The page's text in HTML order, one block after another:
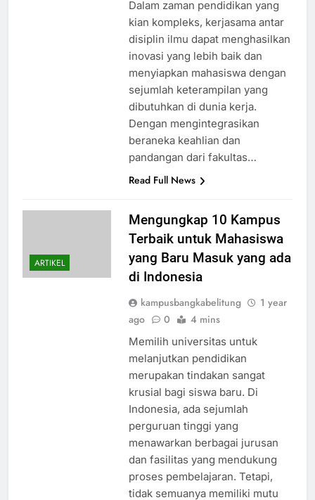
Dalam zaman pendidikan yang
kian kompleks, kerjasama antar
disiplin ilmu dapat menghasilkan
inovasi yang lebih baik dan
menyiapkan mahasiswa dengan
sejumlah keterampilan yang
dibutuhkan di dunia kerja.
Dengan mengintegrasikan
beraneka keahlian dan
pandangan dari fakultas…
Read Full News
ARTIKEL
Mengungkap 10 Kampus
Terbaik untuk Mahasiswa
yang Baru Masuk yang ada
di Indonesia
kampusbangkabelitung
1 year
ago
0 4 mins
Memilih universitas untuk
melanjutkan pendidikan
merupakan tindakan sangat
krusial bagi siswa baru. Di
Indonesia, ada sejumlah
perguruan tinggi yang
menawarkan berbagai jurusan
dan fasilitas yang mendukung
proses pembelajaran. Tetapi,
tidak semuanya memiliki mutu